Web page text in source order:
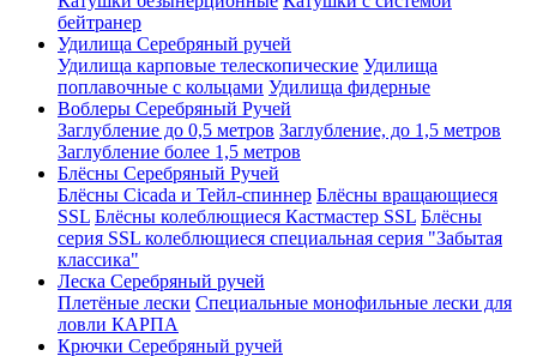
бейтранер
Удилища Серебряный ручей
Удилища карповые телескопические Удилища
поплавочные с кольцами Удилища фидерные
Воблеры Серебряный Ручей
Заглубление до 0,5 метров Заглубление, до 1,5 метров
Заглубление более 1,5 метров
Блёсны Серебряный Ручей
Блёсны Cicada и Тейл-спиннер Блёсны вращающиеся
SSL Блёсны колеблющиеся Кастмастер SSL Блёсны
серия SSL колеблющиеся специальная серия "Забытая
классика"
Леска Серебряный ручей
Плетёные лески Специальные монофильные лески для
ловли КАРПА
Крючки Серебряный ручей